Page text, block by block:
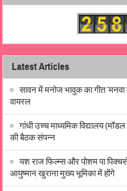
Latest Articles
सावन में मनोज भावुक का गीत ‘मनवा
वायरल
गांधी उच्च माध्यमिक विद्यालय
की बैठक संपन्न
यश राज फिल्म्स और पोशम पा
आयुष्मान खुराना मुख्य भूमिका में होंगे